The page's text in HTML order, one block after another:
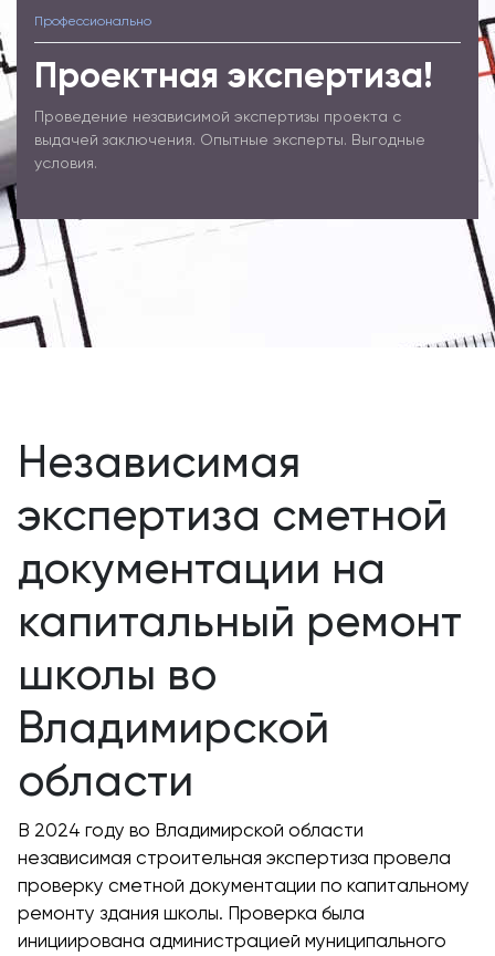
Профессионально
Проектная экспертиза!
Проведение независимой экспертизы проекта с
выдачей заключения. Опытные эксперты. Выгодные
условия.
Независимая
экспертиза сметной
документации на
капитальный ремонт
школы во
Владимирской
области
В 2024 году во Владимирской области
независимая строительная экспертиза провела
проверку сметной документации по капитальному
ремонту здания школы. Проверка была
инициирована администрацией муниципального